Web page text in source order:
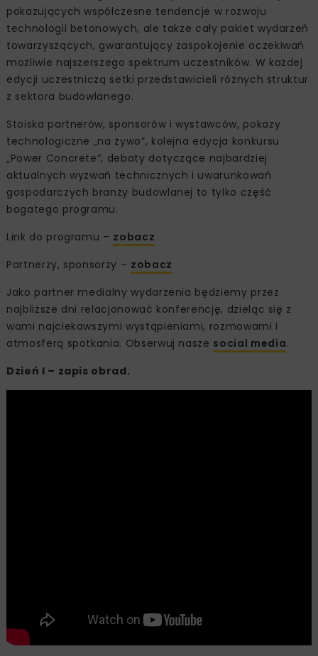
pokazujących współczesne tendencje w rozwoju
technologii betonowych, ale także cały pakiet wydarzeń
towarzyszących, gwarantujący zaspokojenie oczekiwań
możliwie najszerszego spektrum uczestników. W każdej
edycji uczestniczą setki przedstawicieli różnych struktur
z sektora budowlanego.
Stoiska partnerów, sponsorów i wystawców, pokazy
technologiczne „na żywo”, kolejna edycja konkursu
„Power Concrete”, debaty dotyczące najbardziej
aktualnych wyzwań technicznych i uwarunkowań
gospodarczych branży budowlanej to tylko część
bogatego programu.
Link do programu – zobacz
Partnerzy, sponsorzy – zobacz
Jako partner medialny wydarzenia będziemy przez
najbliższe dni relacjonować konferencję, dzieląc się z
wami najciekawszymi wystąpieniami, rozmowami i
atmosferą spotkania. Obserwuj nasze social media.
Dzień I – zapis obrad.